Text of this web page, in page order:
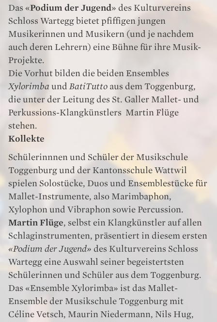
Das «Podium der Jugend» des Kulturvereins
Schloss Wartegg bietet pfiffigen jungen
Musikerinnen und Musikern (und je nachdem
auch deren Lehrern) eine Bühne für ihre Musik-
Projekte.
Die Vorhut bilden die beiden Ensembles
Xylorimba undBatiTutto aus dem Toggenburg,
die unter der Leitung des St. Galler Mallet- und
Perkussions-Klangkünstlers Martin Flüge
stehen.
Kollekte
Schülerinnnen und Schüler der Musikschule
Toggenburg und der Kantonsschule Wattwil
spielen Solostücke, Duos und Ensemblestücke für
Mallet-Instrumente, also Marimbaphon,
Xylophon und Vibraphon sowie Percussion.
Martin Flüge, selbst ein Klangkünstler auf allen
Schlaginstrumenten, präsentiert in diesem ersten
«Podium der Jugend» des Kulturvereins Schloss
Wartegg eine Auswahl seiner begeistertsten
Schülerinnen und Schüler aus dem Toggenburg.
Das «Ensemble Xylorimba» ist das­ Mallet-
Ensemble der Musikschule Toggenburg mit
Céline Vetsch, Maurin Niedermann, Nils Hug,